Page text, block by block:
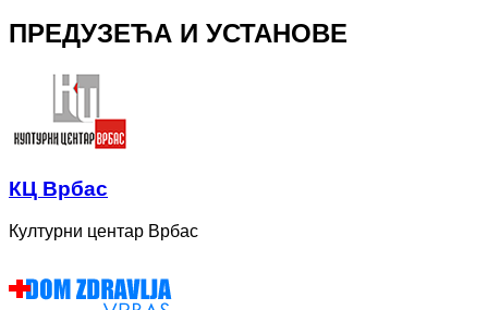
ПРЕДУЗЕЋА И УСТАНОВЕ
КЦ Врбас
Културни центар Врбас